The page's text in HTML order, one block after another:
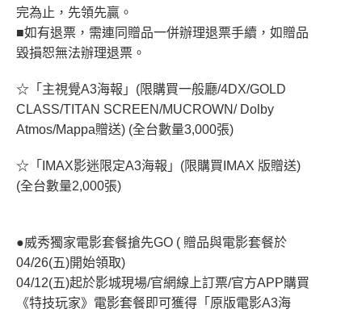
完為止，先領先贏。
■如有退票，需連同贈品一併辦理退票手續，如贈品
毀損恕無法辦理退票。
☆「主視覺A3海報」(限購買一般廳/4DX/GOLD
CLASS/TITAN SCREEN/MUCROWN/ Dolby
Atmos/Mappa贈送) (全台數量3,000張)
☆「IMAX影迷限定A3海報」(限購買IMAX 版贈送)
(全台數量2,000張)
●威秀獨家電影套餐搶先GO ( 贈品與電影套餐於
04/26(五)開始領取)
04/12(五)起於影城現場/官網線上訂票/官方APP購買
《特技玩家》電影套餐即可獲得「原版電影A3海